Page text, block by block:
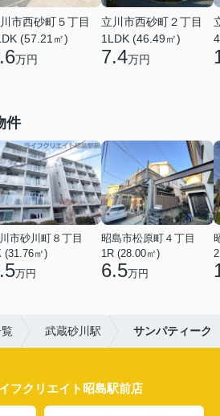
市西砂町５丁目
(57.21㎡)
万円
立川市西砂町２丁目
1LDK (46.49㎡)
7.4万円
件
市砂川町８丁目
(31.76㎡)
万円
昭島市松原町４丁目
1R (28.00㎡)
6.5万円
武蔵砂川駅 サンパティーク
フクリエイト昭島駅前店